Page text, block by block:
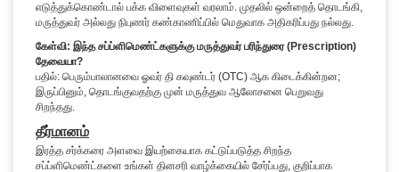
எடுத்துக்கொண்டால் பக்க விளைவுகள் வரலாம். முதலில் ஒன்றைத் தொடங்கி,
மருத்துவர் அல்லது நிபுணர் கண்காணிப்பில் மெதுவாக அதிகரிப்பது நல்லது.
கேள்வி: இந்த சப்ப்ளிமெண்ட்களுக்கு மருத்துவர் பரிந்துரை (Prescription)
தேவையா?
பதில்: பெரும்பாலானவை ஓவர் தி கவுண்டர் (OTC) ஆக கிடைக்கின்றன;
இருப்பினும், தொடங்குவதற்கு முன் மருத்துவ ஆலோசனை பெறுவது
சிறந்தது.
தீர்மானம்
இரத்த சர்க்கரை அளவை இயற்கையாக கட்டுப்படுத்த சிறந்த
சப்ப்ளிமெண்ட்களை உங்கள் தினசரி வாழ்க்கையில் சேர்ப்பது, குறிப்பாக